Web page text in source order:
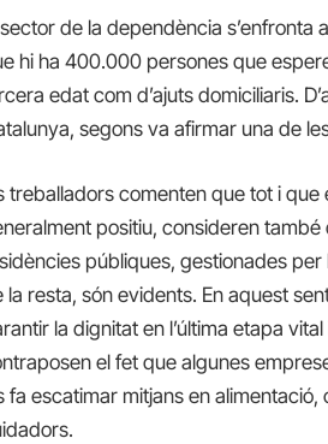
sector de la dependència
hi ha 400.000 persones que
edat com d’ajuts domiciliaris.
segons va afirmar una de
treballadors comenten que tot i
positiu, consideren
públiques, gestionades per
la resta, són evidents. En aquest
la dignitat en l’última etapa
el fet que algunes
fa escatimar mitjans en